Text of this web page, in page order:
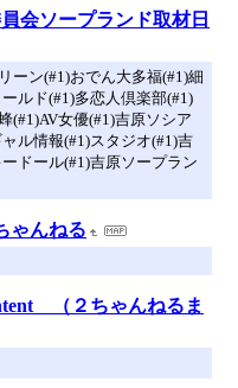
会ソープランド取材日
ーン(#1)おでん大多福(#1)細
ルド(#1)多恋人倶楽部(#1)
(#1)AV女優(#1)吉原ソシア
ル情報(#1)スタジオ(#1)吉
ドール(#1)吉原ソープラン
ゃんねる
（２ちゃんねるま